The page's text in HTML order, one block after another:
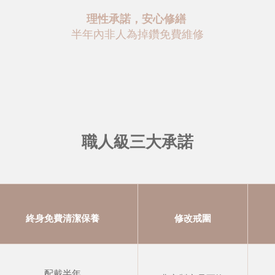
理性承諾，安心修繕
半年內非人為掉鑽免費維修
職人級三大承諾
終身免費清潔保養 修改戒圍